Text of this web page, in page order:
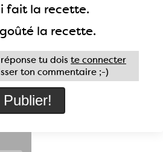
fait la recette.
la recette.
tu dois te connecter
ton commentaire ;-)